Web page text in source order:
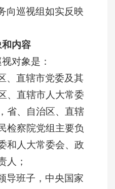
向巡视组如实反映
内容
对象是：
、直辖市党委及其
、直辖市人大常委
省、自治区、直辖
检察院党组主要负
和人大常委会、政
人；
导班子，中央国家